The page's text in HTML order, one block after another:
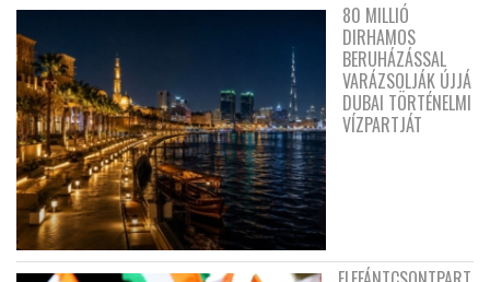
80 MILLIÓ
DIRHAMOS
BERUHÁZÁSSAL
VARÁZSOLJÁK ÚJJÁ
DUBAI TÖRTÉNELMI
VÍZPARTJÁT